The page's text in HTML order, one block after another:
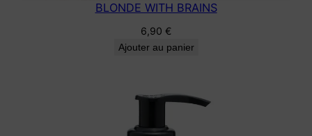
BLONDE WITH BRAINS
6,90 €
Ajouter au panier